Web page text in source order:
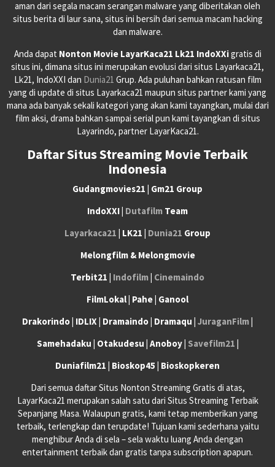
aman dari segala macam serangan malware yang diberitakan oleh
situs berita di laur sana, situs ini bersih dari semua macam hacking
dan malware.
Anda dapat Nonton Movie LayarKaca21 Lk21 IndoXXigratis di
situs ini, dimana situs ini merupakan evolusi dari situs Layarkaca21,
Lk21, IndoXXI dan Dunia21 Grup. Ada puluhan bahkan ratusan film
yang di update di situs Layarkaca21 maupun situs partner kami yang
mana ada banyak sekali kategori yang akan kami tayangkan, mulai dari
film aksi, drama bahkan sampai serial pun kami tayangkan di situs
Layarindo, partner LayarKaca21.
Daftar Situs Streaming Movie Terbaik
Indonesia
Gudangmovies21 | Gm21 Group
IndoXXI | Dutafilm Team
Layarkaca21 | LK21 | Dunia21 Group
Melongfilm & Melongmovie
Terbit21 | Indofilm| Cinemaindo
FilmLokal | Pahe | Ganool
Drakorindo | IDLIX | Dramaindo | Dramaqu | JuraganFilm|
Samehadaku | Otakudesu | Anoboy | Savefilm21 |
Duniafilm21 | Bioskop45 | Bioskopkeren
Dari semua daftar Situs Nonton Streaming Gratis di atas,
LayarKaca21 merupakan salah satu dari Situs Streaming Terbaik
Sepanjang Masa. Walaupun gratis, kami tetap memberikan yang
terbaik, terlengkap dan terupdate! Tujuan kami sederhana yaitu
menghibur Anda di sela – sela waktu luang Anda dengan
entertainment terbaik dan gratis tanpa subscription apapun.